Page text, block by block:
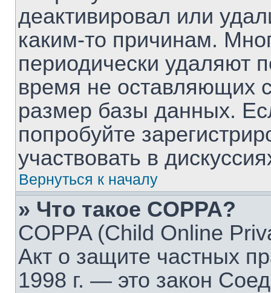
деактивировал или
каким-то причинам.
периодически удаляют
время не оставляющих
размер базы данных.
попробуйте
участвовать в
Вернуться к началу
» Что такое COPPA?
COPPA (Child Online
Акт о защите частных
1998 г. — это закон